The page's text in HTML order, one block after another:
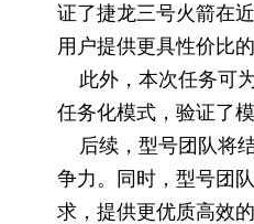
证了捷龙三号火箭在
用户提供更具性价比
此外，本次任务可
任务化模式，验证了
后续，型号团队将
争力。同时，型号团
求，提供更优质高效的